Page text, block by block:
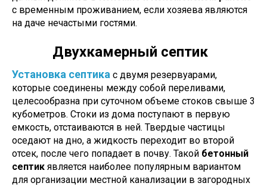
с временным проживанием, если хозяева являются
на даче нечастыми гостями.
Двухкамерный септик
Установка септика с двумя резервуарами,
которые соединены между собой переливами,
целесообразна при суточном объеме стоков свыше 3
кубометров. Стоки из дома поступают в первую
емкость, отстаиваются в ней. Твердые частицы
оседают на дно, а жидкость переходит во второй
отсек, после чего попадает в почву. Такой бетонный
септик является наиболее популярным вариантом
для организации местной канализации в загородных